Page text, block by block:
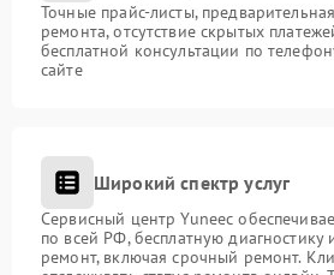
Точные прайс-листы,
ремонта, отсутствие скрытых
бесплатной консультации по
сайте
Широкий спектр услуг
Сервисный центр Yuneec
по всей РФ, бесплатную диагностику
ремонт, включая срочный ремонт.